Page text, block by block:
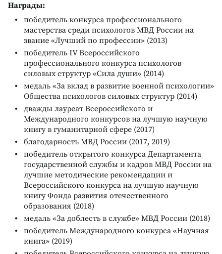
Награды:
победитель конкурса профессионального
мастерства среди психологов МВД России на
звание «Лучший по профессии» (2013)
победитель IV Всероссийского
профессионального конкурса психологов
силовых структур «Сила души» (2014)
медаль «За вклад в развитие военной психологии»
Общества психологов силовых структур (2014)
дважды лауреат Всероссийского и
Международного конкурсов на лучшую научную
книгу в гуманитарной сфере (2017)
благодарность МВД России (2017, 2019)
победитель открытого конкурса Департамента
государственной службы и кадров МВД России на
лучшие методические рекомендации и
Всероссийского конкурса на лучшую научную
книгу Фонда развития отечественного
образования (2018)
медаль «За доблесть в службе» МВД России (2018)
победитель Международного конкурса «Научная
книга» (2019)